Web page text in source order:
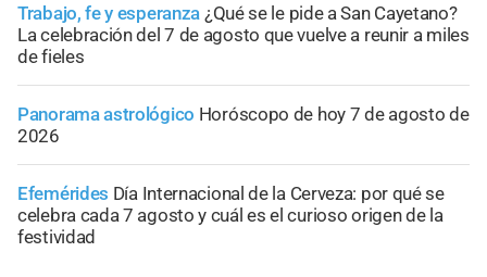
Trabajo, fe y esperanza ¿Qué se le pide a San Cayetano?
La celebración del 7 de agosto que vuelve a reunir a miles
de fieles
Panorama astrológico Horóscopo de hoy 7 de agosto de
2026
Efemérides Día Internacional de la Cerveza: por qué se
celebra cada 7 agosto y cuál es el curioso origen de la
festividad